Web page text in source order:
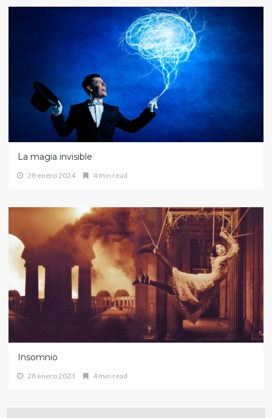
La magia invisible
28 enero 2024 4 min read
Insomnio
28 enero 2023 4 min read